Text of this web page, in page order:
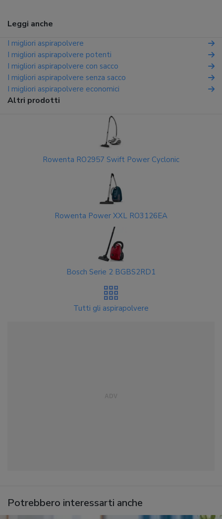
Leggi anche
I migliori aspirapolvere
I migliori aspirapolvere potenti
I migliori aspirapolvere con sacco
I migliori aspirapolvere senza sacco
I migliori aspirapolvere economici
Altri prodotti
Rowenta RO2957 Swift Power Cyclonic
Rowenta Power XXL RO3126EA
Bosch Serie 2 BGBS2RD1
Tutti gli aspirapolvere
Potrebbero interessarti anche